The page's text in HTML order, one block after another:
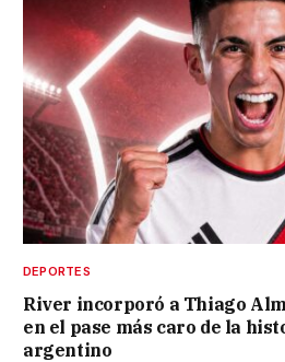
DEPORTES
River incorporó a Thiago
en el pase más caro de la
argentino